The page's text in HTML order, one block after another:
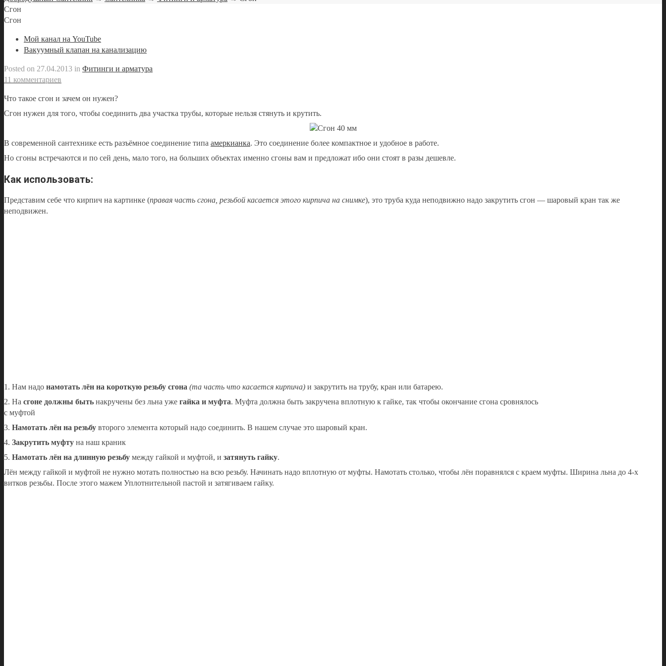
Сгон
Сгон
Мой канал на YouTube
Вакуумный клапан на канализацию
Posted on 27.04.2013 in Фитинги и арматура
11 комментариев
Что такое сгон и зачем он нужен?
Сгон нужен для того, чтобы соединить два участка трубы, которые нельзя стянуть и крутить.
В современной сантехнике есть разъёмное соединение типа амеркианка. Это соединение более компактное и удобное в работе.
Но сгоны встречаются и по сей день, мало того, на больших объектах именно сгоны вам и предложат ибо они стоят в разы дешевле.
Как использовать:
Представим себе что кирпич на картинке (правая часть сгона, резьбой касается этого кирпича на снимке), это труба куда неподвижно надо закрутить сгон — шаровый кран так же
неподвижен.
1. Нам надо намотать лён на короткую резьбу сгона (та часть что касается кирпича) и закрутить на трубу, кран или батарею.
2. На сгоне должны быть накручены без льна уже гайка и муфта. Муфта должна быть закручена вплотную к гайке, так чтобы окончание сгона сровнялось
с муфтой
3. Намотать лён на резьбу второго элемента который надо соединить. В нашем случае это шаровый кран.
4. Закрутить муфту на наш краник
5. Намотать лён на длинную резьбу между гайкой и муфтой, и затянуть гайку.
Лён между гайкой и муфтой не нужно мотать полностью на всю резьбу. Начинать надо вплотную от муфты. Намотать столько, чтобы лён поравнялся с краем муфты. Ширина льна до 4-х
витков резьбы. После этого мажем Уплотнительной пастой и затягиваем гайку.